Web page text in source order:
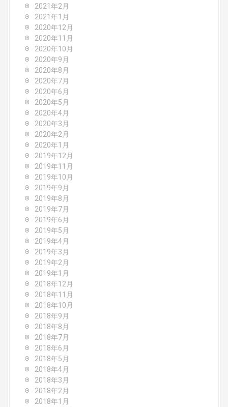
2021年2月
2021年1月
2020年12月
2020年11月
2020年10月
2020年9月
2020年8月
2020年7月
2020年6月
2020年5月
2020年4月
2020年3月
2020年2月
2020年1月
2019年12月
2019年11月
2019年10月
2019年9月
2019年8月
2019年7月
2019年6月
2019年5月
2019年4月
2019年3月
2019年2月
2019年1月
2018年12月
2018年11月
2018年10月
2018年9月
2018年8月
2018年7月
2018年6月
2018年5月
2018年4月
2018年3月
2018年2月
2018年1月